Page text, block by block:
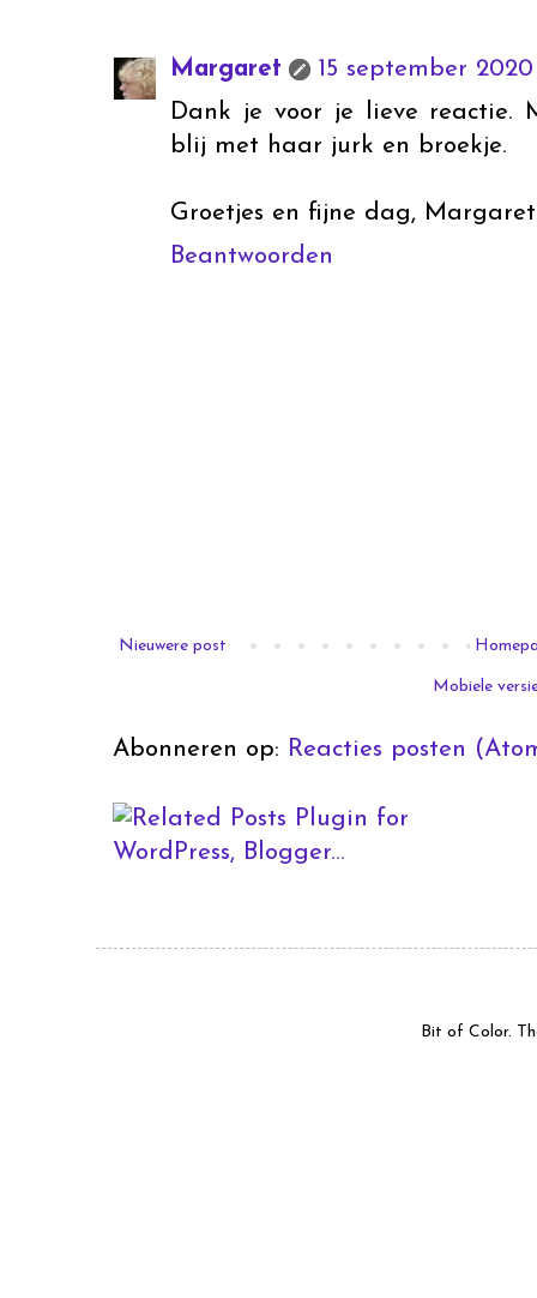
Margaret
15 september
Dank je voor je lieve reactie.
blij met haar jurk en broekje.
Groetjes en fijne dag, Margaret
Beantwoorden
Nieuwere post
Mobiele
Abonneren op: Reacties posten
Bit of Color.